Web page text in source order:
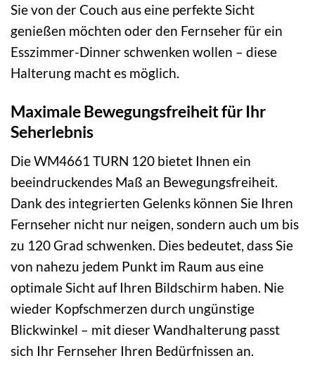
Sie von der Couch aus eine perfekte Sicht
genießen möchten oder den Fernseher für ein
Esszimmer-Dinner schwenken wollen – diese
Halterung macht es möglich.
Maximale Bewegungsfreiheit für Ihr
Seherlebnis
Die WM4661 TURN 120 bietet Ihnen ein
beeindruckendes Maß an Bewegungsfreiheit.
Dank des integrierten Gelenks können Sie Ihren
Fernseher nicht nur neigen, sondern auch um bis
zu 120 Grad schwenken. Dies bedeutet, dass Sie
von nahezu jedem Punkt im Raum aus eine
optimale Sicht auf Ihren Bildschirm haben. Nie
wieder Kopfschmerzen durch ungünstige
Blickwinkel – mit dieser Wandhalterung passt
sich Ihr Fernseher Ihren Bedürfnissen an.